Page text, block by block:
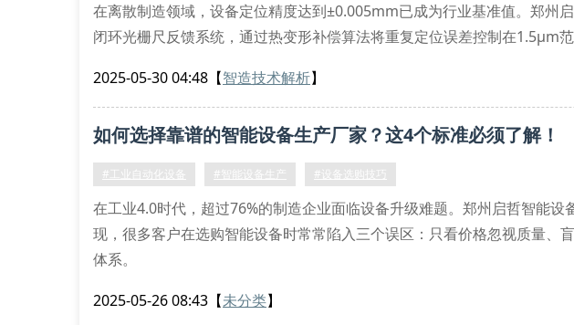
在离散制造领域，设备定位精度达到±0.005mm已成为行业基准值。郑州
闭环光栅尺反馈系统，通过热变形补偿算法将重复定位误差控制在1.5μm
关键性能参数对比表
指标传统设备启哲设备
定位精度±0.02mm±0.005mm
响
2025-05-30 04:48 【智造技术解析】
如何选择靠谱的智能设备生产厂家？这4个标准必须了解！
#工业自动化设备 #智能设备生产 #设备选购技巧
在工业4.0时代，超过76%的制造企业面临设备升级难题。郑州启哲智能设
现，很多客户在选购智能设备时常常陷入三个误区：只看价格忽视质量、
体系。
优质智能设备制造商需要具备完整的工艺验证流程，以郑州启哲为例，其
2025-05-26 08:43 【未分类】